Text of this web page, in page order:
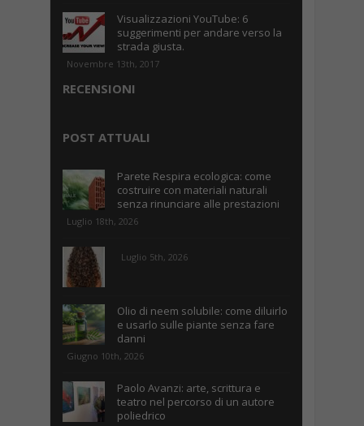
Visualizzazioni YouTube: 6
suggerimenti per andare verso la
strada giusta.
Novembre 13th, 2017
RECENSIONI
POST ATTUALI
Parete Respira ecologica: come
costruire con materiali naturali
senza rinunciare alle prestazioni
Luglio 18th, 2026
Luglio 5th, 2026
Olio di neem solubile: come diluirlo
e usarlo sulle piante senza fare
danni
Giugno 10th, 2026
Paolo Avanzi: arte, scrittura e
teatro nel percorso di un autore
poliedrico